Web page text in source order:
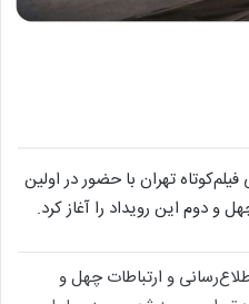
تهران با حضور در اولین
و ارتباطات چهل و